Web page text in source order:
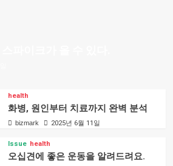
health
화병, 원인부터 치료까지 완벽 분석
bizmark 2025년 6월 11일
Issue health
오십견에 좋은 운동을 알려드려요.